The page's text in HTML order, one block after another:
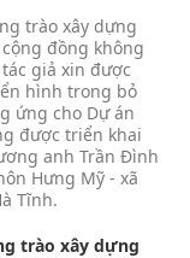
trào xây dựng
đồng không
giả xin được
hình trong bỏ
ứng cho Dự án
được triển khai
anh Trần Đình
Hưng Mỹ - xã
Tĩnh.
trào xây dựng